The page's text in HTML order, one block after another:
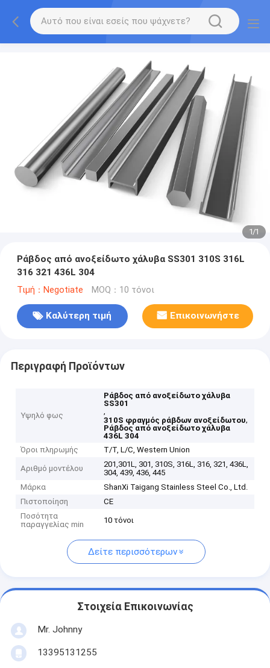
1/1
Ράβδος από ανοξείδωτο χάλυβα SS301 310S 316L
316 321 436L 304
Τιμή：Negotiate MOQ：10 τόνοι
Καλύτερη τιμή Επικοινωνήστε
Περιγραφή Προϊόντων
Υψηλό φως
Ράβδος από ανοξείδωτο χάλυβα
SS301
,
310S φραγμός ράβδων ανοξείδωτου,
Ράβδος από ανοξείδωτο χάλυβα
436L 304
Όροι πληρωμής
T/T, L/C, Western Union
Αριθμό μοντέλου
201,301L, 301, 310S, 316L, 316, 321, 436L,
304, 439, 436, 445
Μάρκα
ShanXi Taigang Stainless Steel Co., Ltd.
Πιστοποίηση
CE
Ποσότητα
παραγγελίας min
10 τόνοι
Δείτε περισσότερων
Στοιχεία Επικοινωνίας
Mr. Johnny
13395131255